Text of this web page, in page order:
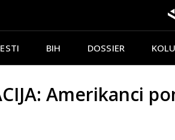
BIH DOSSIER
Amerikanci